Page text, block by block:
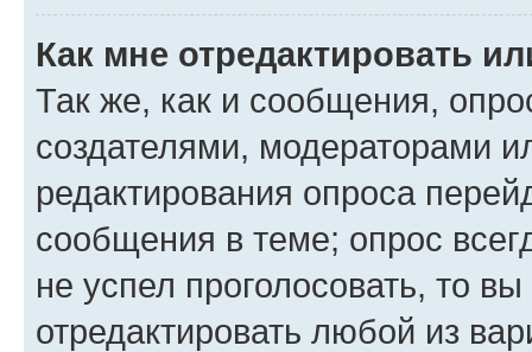
Как мне отредактировать
Так же, как и сообщения,
создателями, модераторами
редактирования опроса
сообщения в теме; опрос
не успел проголосовать, то
отредактировать любой из